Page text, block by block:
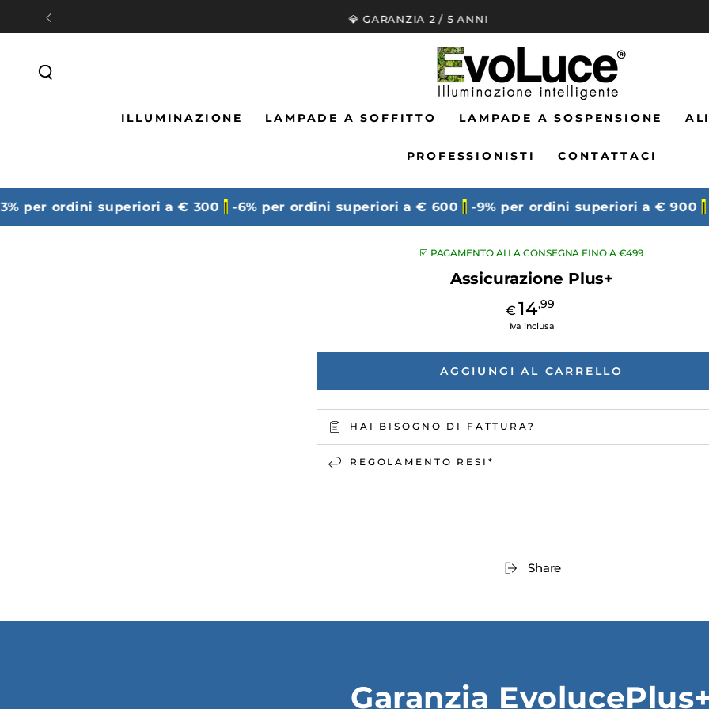
CONTENUTO
ILLUMINAZIONE LAMPADE A SOFFITTO LAMPADE A SOSPENSIONE
PROFESSIONISTI CONTATTACI
per ordini superiori a € 300|-6% per ordini superiori a € 600|-9% per ordini superiori a € 900|-
INFORMAZIONE☑️ PAGAMENTO ALLA CONSEGNA FINO A €499
Assicurazione Plus+
Prezzo
regolare
€ 14,99
Iva inclusa
AGGIUNGI AL CARRELLO
HAI BISOGNO DI FATTURA?
REGOLAMENTO RESI*
Share
Garanzia